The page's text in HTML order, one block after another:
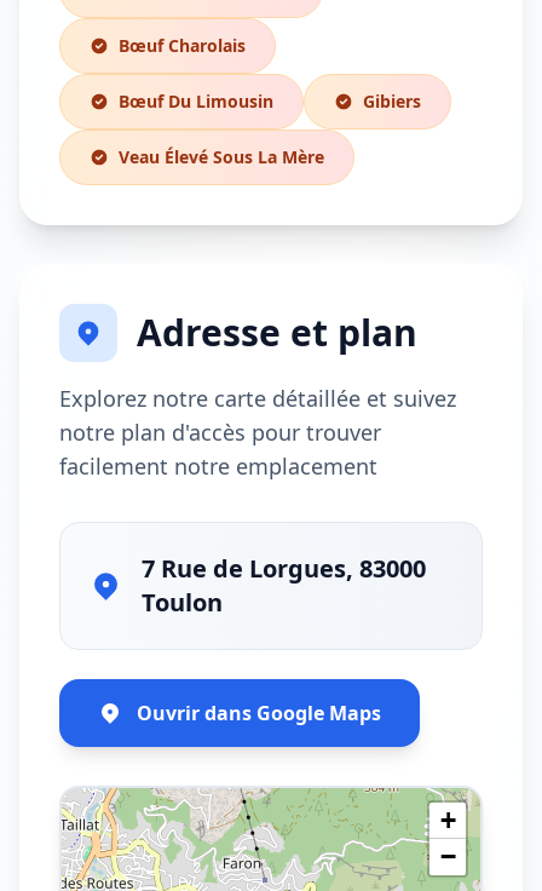
Bœuf Charolais
Bœuf Du Limousin Gibiers
Veau Élevé Sous La Mère
Adresse et plan
Explorez notre carte détaillée et suivez
notre plan d'accès pour trouver
facilement notre emplacement
7 Rue de Lorgues, 83000
Toulon
Ouvrir dans Google Maps
+
−